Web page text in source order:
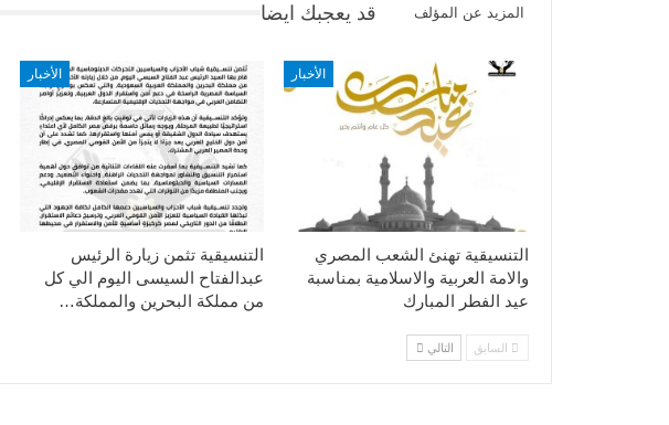
قد يعجبك ايضا المزيد عن المؤلف
الأخبار
التنسيقية تثمن زيارة الرئيس
عبدالفتاح السيسى اليوم الي كل
من مملكة البحرين والمملكة…
الأخبار
التنسيقية تهنئ الشعب المصري
والامة العربية والاسلامية بمناسبة
عيد الفطر المبارك
السابق التالي